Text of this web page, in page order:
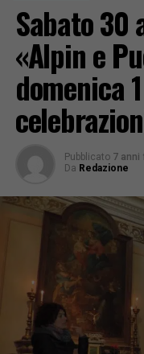
Sabato 30
«Alpin e
domenica
Pubblicato 7 anni
Da Redazione